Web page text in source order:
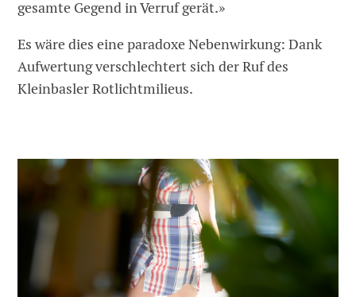
gesamte Gegend in Verruf gerät.»
Es wäre dies eine paradoxe Nebenwirkung: Dank
Aufwertung verschlechtert sich der Ruf des
Kleinbasler Rotlichtmilieus.